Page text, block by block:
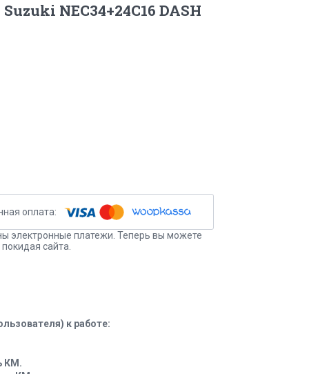
NEC34+24C16 DASH
электронные платежи. Теперь вы можете
сайта.
к работе:
КМ.